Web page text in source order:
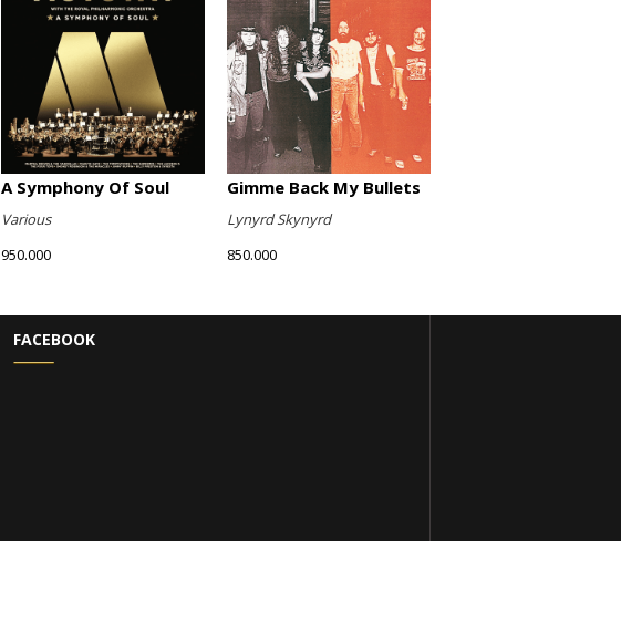
A Symphony Of Soul
Various
950.000
Gimme Back My Bullets
Lynyrd Skynyrd
850.000
FACEBOOK